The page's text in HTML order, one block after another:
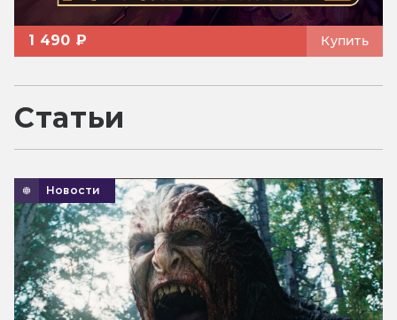
1 490 ₽ Купить
Статьи
Новости